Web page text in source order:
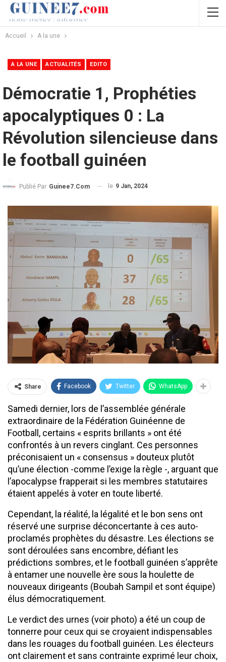
Accueil A la une
A LA UNE ACTUALITÉS EDITO
Démocratie 1, Prophéties
apocalyptiques 0 : La
Révolution silencieuse dans
le football guinéen
Publié Par Guinee7.com le 9 Jan, 2024
Share Facebook Twitter WhatsApp
Samedi dernier, lors de l’assemblée générale
extraordinaire de la Fédération Guinéenne de
Football, certains « esprits brillants » ont été
confrontés à un revers cinglant. Ces personnes
préconisaient un « consensus » douteux plutôt
qu’une élection -comme l’exige la règle -, arguant que
l’apocalypse frapperait si les membres statutaires
étaient appelés à voter en toute liberté.
Cependant, la réalité, la légalité et le bon sens ont
réservé une surprise déconcertante à ces auto-
proclamés prophètes du désastre. Les élections se
sont déroulées sans encombre, défiant les
prédictions sombres, et le football guinéen s’apprête
à entamer une nouvelle ère sous la houlette de
nouveaux dirigeants (Boubah Sampil et sont équipe)
élus démocratiquement.
Le verdict des urnes (voir photo) a été un coup de
tonnerre pour ceux qui se croyaient indispensables
dans les rouages du football guinéen. Les électeurs
ont clairement et sans contrainte exprimé leur choix,